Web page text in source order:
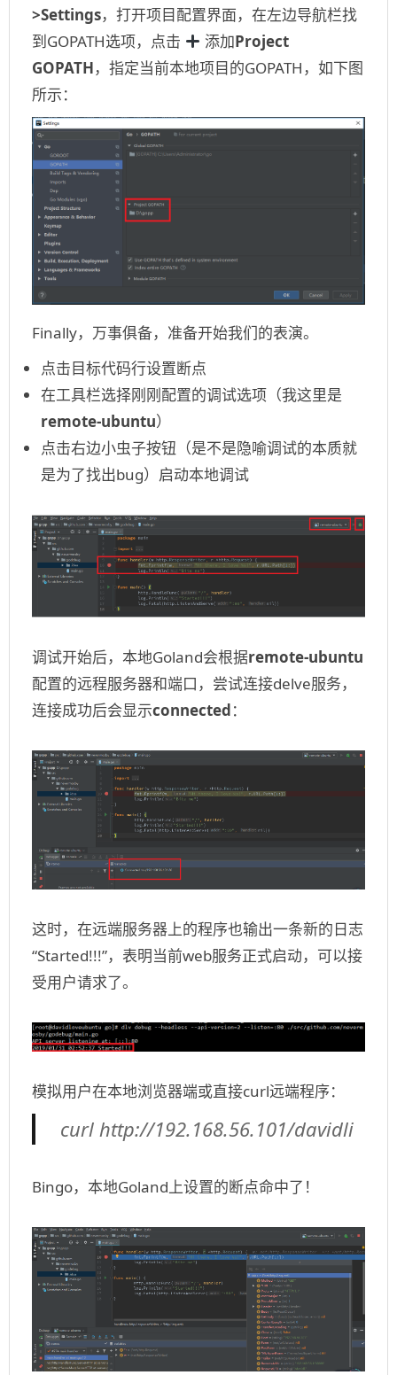
>Settings，打开项目配置界面，在左边导航栏找
到GOPATH选项，点击
添加Project
GOPATH，指定当前本地项目的GOPATH，如下图
所示：
Finally，万事俱备，准备开始我们的表演。
点击目标代码行设置断点
在工具栏选择刚刚配置的调试选项（我这里是
remote-ubuntu）
点击右边小虫子按钮（是不是隐喻调试的本质就
是为了找出bug）启动本地调试
调试开始后，本地Goland会根据remote-ubuntu
配置的远程服务器和端口，尝试连接delve服务，
连接成功后会显示connected：
这时，在远端服务器上的程序也输出一条新的日志
“Started!!!”，表明当前web服务正式启动，可以接
受用户请求了。
模拟用户在本地浏览器端或直接curl远端程序：
curl http://192.168.56.101/davidli
Bingo，本地Goland上设置的断点命中了！